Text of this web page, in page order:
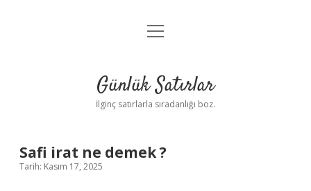
Anasayfa
Yasal Uyarı
menüyü
Günlük Satırlar
İlginç satırlarla sıradanlığı boz.
Safi irat ne demek ?
Tarih: Kasım 17, 2025